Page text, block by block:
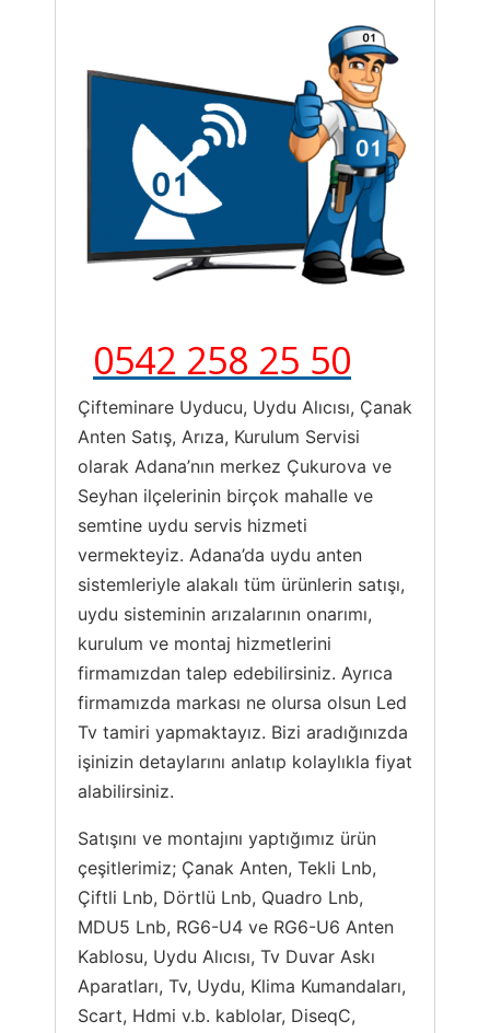
0542 258 25 50
Çifteminare Uyducu, Uydu Alıcısı, Çanak
Anten Satış, Arıza, Kurulum Servisi
olarak Adana’nın merkez Çukurova ve
Seyhan ilçelerinin birçok mahalle ve
semtine uydu servis hizmeti
vermekteyiz. Adana’da uydu anten
sistemleriyle alakalı tüm ürünlerin satışı,
uydu sisteminin arızalarının onarımı,
kurulum ve montaj hizmetlerini
firmamızdan talep edebilirsiniz. Ayrıca
firmamızda markası ne olursa olsun Led
Tv tamiri yapmaktayız. Bizi aradığınızda
işinizin detaylarını anlatıp kolaylıkla fiyat
alabilirsiniz.
Satışını ve montajını yaptığımız ürün
çeşitlerimiz; Çanak Anten, Tekli Lnb,
Çiftli Lnb, Dörtlü Lnb, Quadro Lnb,
MDU5 Lnb, RG6-U4 ve RG6-U6 Anten
Kablosu, Uydu Alıcısı, Tv Duvar Askı
Aparatları, Tv, Uydu, Klima Kumandaları,
Scart, Hdmi v.b. kablolar, DiseqC,